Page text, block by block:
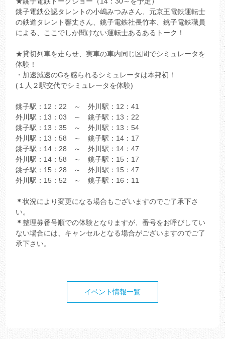
銚子電鉄公認タレントの小嶋みつみさん、元京王電鉄運転士
の鉄道タレント響丈さん、銚子電鉄社長竹本、銚子電鉄職員
による、ここでしか聞けない運転士あるあるトーク！
★貸切列車を走らせ、実車の車内同じ区間でシミュレータを
体験！
・加速減速のGを感られるシミュレータは本邦初！
(１人２駅交代でシミュレータを体験)
銚子駅：12：22 ～ 外川駅：12：41
外川駅：13：03 ～ 銚子駅：13：22
銚子駅：13：35 ～ 外川駅：13：54
外川駅：13：58 ～ 銚子駅：14：17
銚子駅：14：28 ～ 外川駅：14：47
外川駅：14：58 ～ 銚子駅：15：17
銚子駅：15：28 ～ 外川駅：15：47
外川駅：15：52 ～ 銚子駅：16：11
＊状況により変更になる場合もございますのでご了承下さ
い。
＊整理券番号順での体験となりますが、番号をお呼びしてい
ない場合には、キャンセルとなる場合がございますのでご了
承下さい。
イベント情報一覧